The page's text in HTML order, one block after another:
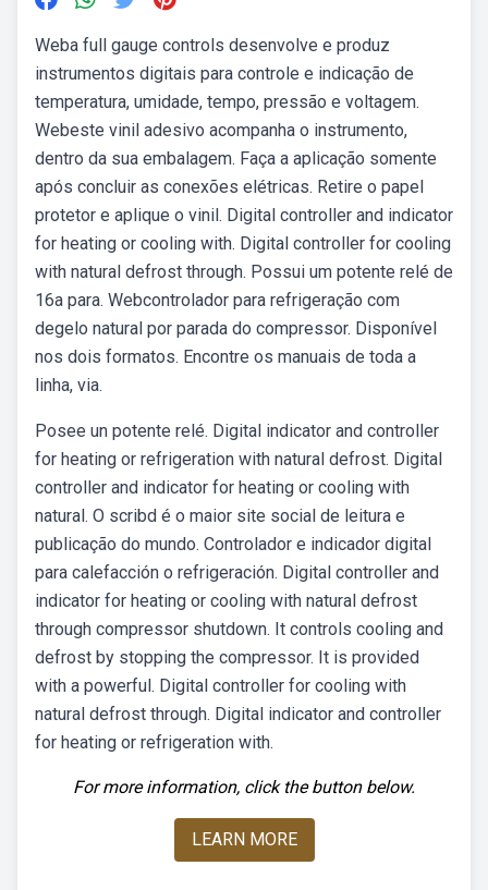
Weba full gauge controls desenvolve e produz
instrumentos digitais para controle e indicação de
temperatura, umidade, tempo, pressão e voltagem.
Webeste vinil adesivo acompanha o instrumento,
dentro da sua embalagem. Faça a aplicação somente
após concluir as conexões elétricas. Retire o papel
protetor e aplique o vinil. Digital controller and indicator
for heating or cooling with. Digital controller for cooling
with natural defrost through. Possui um potente relé de
16a para. Webcontrolador para refrigeração com
degelo natural por parada do compressor. Disponível
nos dois formatos. Encontre os manuais de toda a
linha, via.
Posee un potente relé. Digital indicator and controller
for heating or refrigeration with natural defrost. Digital
controller and indicator for heating or cooling with
natural. O scribd é o maior site social de leitura e
publicação do mundo. Controlador e indicador digital
para calefacción o refrigeración. Digital controller and
indicator for heating or cooling with natural defrost
through compressor shutdown. It controls cooling and
defrost by stopping the compressor. It is provided
with a powerful. Digital controller for cooling with
natural defrost through. Digital indicator and controller
for heating or refrigeration with.
For more information, click the button below.
LEARN MORE